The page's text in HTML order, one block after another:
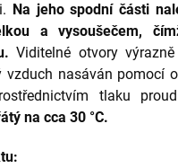
Na jeho spodní části
a vysoušečem,
Viditelné otvory
vzduch nasáván pomocí
tlaku
na cca 30 °C.